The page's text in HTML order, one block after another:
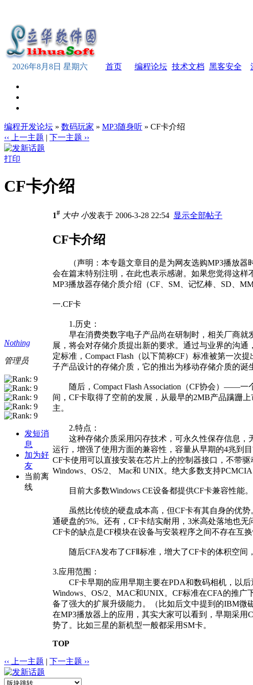
2026年8月8日 星期六 首页 编程论坛 技术文档 黑客安全
编程开发论坛 » 数码玩家 » MP3随身听 » CF卡介绍
‹‹ 上一主题 | 下一主题 ››
打印
CF卡介绍
Nothing
管理员
发短消
息
加为好
友
当前离
线
1# 大中 小发表于 2006-3-28 22:54 显示全部帖子
CF卡介绍
（声明：本专题文章目的是为网友选购MP3播放器
会在篇末特别注明，在此也表示感谢。如果您觉得这样
MP3播放器存储介质介绍（CF、SM、记忆棒、SD、
一.CF卡
1.历史：
早在消费类数字电子产品尚在研制时，相关厂商就发
展，将会对存储介质提出新的要求。通过与业界的沟
定标准，Compact Flash（以下简称CF）标准被第一次
子产品设计的存储介质，它的推出为移动存储介质的诞
随后，Compact Flash Association（CF协会）——一
间，CF卡取得了空前的发展，从最早的2MB产品蹒跚
主。
2.特点：
这种存储介质采用闪存技术，可永久性保存信息，无
运行，增强了使用方面的兼容性，容量从早期的4兆到目
CF卡使用可以直接安装在芯片上的控制器接口，不带
Windows、OS/2、 Mac和 UNIX。绝大多数支持
目前大多数Windows CE设备都提供CF卡兼容性能。
虽然比传统的硬盘成本高，但CF卡有其自身的优势
通硬盘的5%。还有，CF卡结实耐用，3米高处落地也无
CF卡的缺点是CF模块在设备与安装程序之间不存在互
随后CFA发布了CFⅡ标准，增大了CF卡的体积空间
3.应用范围：
CF卡早期的应用早期主要在PDA和数码相机，以后
Windows、OS/2、MAC和UNIX。CF标准在CFA的推
备了强大的扩展升级能力。（比如后文中提到的IBM微
在MP3播放器上的应用，其实大家可以看到，早期采
势了。比如三星的新机型一般都采用SM卡。
TOP
‹‹ 上一主题 | 下一主题 ››